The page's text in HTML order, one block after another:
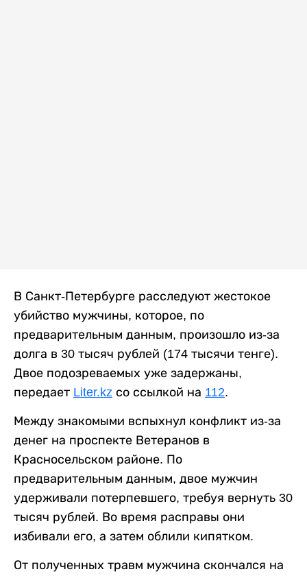
В Санкт-Петербурге расследуют жестокое
убийство мужчины, которое, по
предварительным данным, произошло из-за
долга в 30 тысяч рублей (174 тысячи тенге).
Двое подозреваемых уже задержаны,
передает Liter.kz со ссылкой на 112.
Между знакомыми вспыхнул конфликт из-за
денег на проспекте Ветеранов в
Красносельском районе. По
предварительным данным, двое мужчин
удерживали потерпевшего, требуя вернуть 30
тысяч рублей. Во время расправы они
избивали его, а затем облили кипятком.
От полученных травм мужчина скончался на